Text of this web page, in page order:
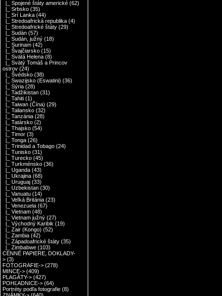
|_ Spojené štáty americké (62)
|_ Srbsko (35)
|_ Srí Lanka (44)
|_ Stredoafrická republika (4)
|_ Stredoafrické štáty (29)
|_ Sudán (57)
|_ Sudán, južný (18)
|_ Surinam (42)
|_ Švajčiarsko (15)
|_ Svätá Helena (8)
|_ Svätý Tomáš a Princov
ostrov (24)
|_ Švédsko (38)
|_ Swazijsko (Eswatini) (36)
|_ Sýria (28)
|_ Tadžikistan (31)
|_ Tahiti (1)
|_ Taiwan (Čína) (29)
|_ Taliansko (32)
|_ Tanzánia (28)
|_ Tatársko (2)
|_ Thajsko (54)
|_ Timor (3)
|_ Tonga (26)
|_ Trinidad a Tobago (24)
|_ Tunisko (31)
|_ Turecko (45)
|_ Turkménsko (36)
|_ Uganda (43)
|_ Ukrajina (68)
|_ Uruguaj (33)
|_ Uzbekistan (30)
|_ Vanuatu (14)
|_ Veľká Británia (23)
|_ Venezuela (67)
|_ Vietnam (48)
|_ Vietnam južný (27)
|_ Východný Karibik (19)
|_ Zair (Kongo) (52)
|_ Zambia (42)
|_ Západoafrické štáty (35)
|_ Zimbabwe (103)
CENNÉ PAPIERE, DOKLADY-
> (3)
FOTOGRAFIE-> (278)
MINCE-> (409)
PLAGÁTY-> (427)
POHĽADNICE-> (64)
Portréty podľa fotografie (8)